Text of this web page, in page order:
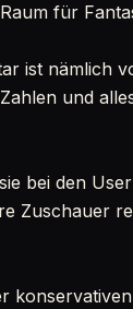
für
ist nämlich
und
bei den
Zuschauer